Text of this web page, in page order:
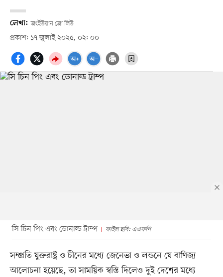
লেখা: জংইউয়ান জো লিউ
প্রকাশ: ১৭ জুলাই ২০২৫, ০২: ০০
সি চিন পিং এবং ডোনাল্ড ট্রাম্প ফাইল ছবি: এএফপি
সম্প্রতি যুক্তরাষ্ট্র ও চীনের মধ্যে জেনেভা ও লন্ডনে যে বাণিজ্য
আলোচনা হয়েছে, তা সাময়িক স্বস্তি দিলেও দুই দেশের মধ্যে